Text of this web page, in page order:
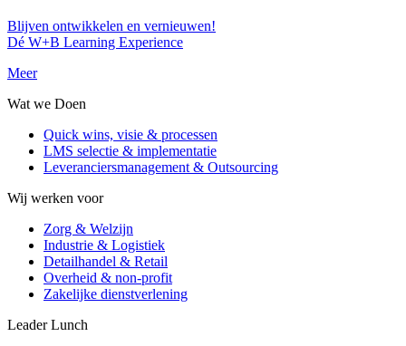
Blijven ontwikkelen en vernieuwen!
Dé W+B Learning Experience
Meer
Wat we Doen
Quick wins, visie & processen
LMS selectie & implementatie
Leveranciersmanagement & Outsourcing
Wij werken voor
Zorg & Welzijn
Industrie & Logistiek
Detailhandel & Retail
Overheid & non-profit
Zakelijke dienstverlening
Leader Lunch